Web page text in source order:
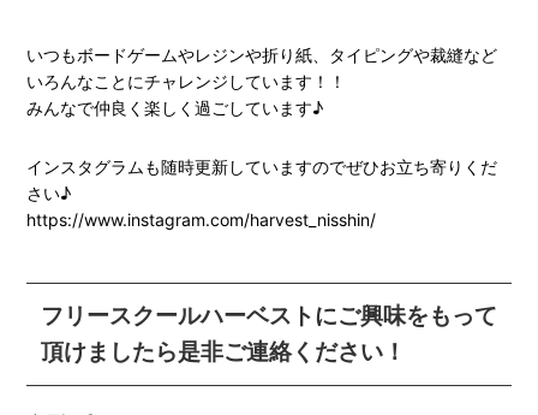
いつもボードゲームやレジンや折り紙、タイピングや裁縫など
いろんなことにチャレンジしています！！
みんなで仲良く楽しく過ごしています♪
インスタグラムも随時更新していますのでぜひお立ち寄りくだ
さい♪
https://www.instagram.com/harvest_nisshin/
フリースクールハーベストにご興味をもって
頂けましたら是非ご連絡ください！